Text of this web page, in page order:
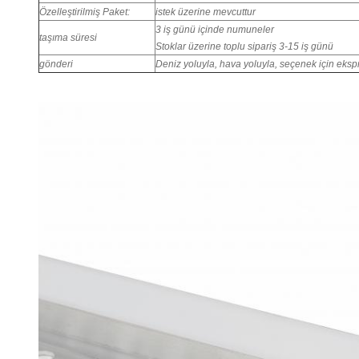
Özelleştirilmiş Paket: istek üzerine mevcuttur
taşıma süresi
3 iş günü içinde numuneler
Stoklar üzerine toplu sipariş 3-15 iş günü
gönderi
Deniz yoluyla, hava yoluyla, seçenek için